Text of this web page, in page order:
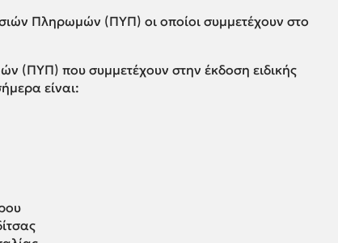
Πληρωμών (ΠΥΠ) οι οποίοι συμμετέχουν στο
(ΠΥΠ) που συμμετέχουν στην έκδοση ειδικής
είναι: